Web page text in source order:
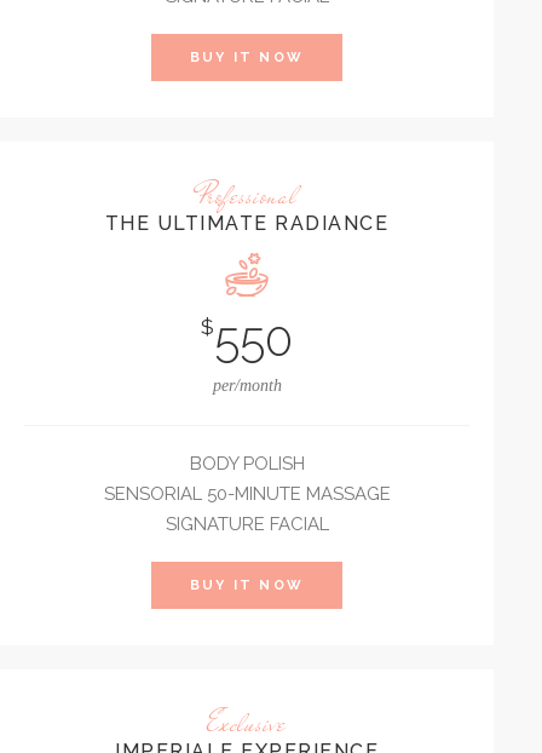
BUY IT NOW
Professional
THE ULTIMATE RADIANCE
$550
per/month
BODY POLISH
SENSORIAL 50-MINUTE MASSAGE
SIGNATURE FACIAL
BUY IT NOW
Exclusive